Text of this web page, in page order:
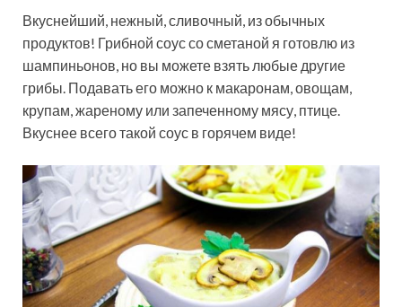
Вкуснейший, нежный, сливочный, из обычных
продуктов! Грибной соус со сметаной я готовлю из
шампиньонов, но вы можете взять любые другие
грибы. Подавать его можно к макаронам, овощам,
крупам, жареному или запеченному мясу, птице.
Вкуснее всего такой соус в горячем виде!